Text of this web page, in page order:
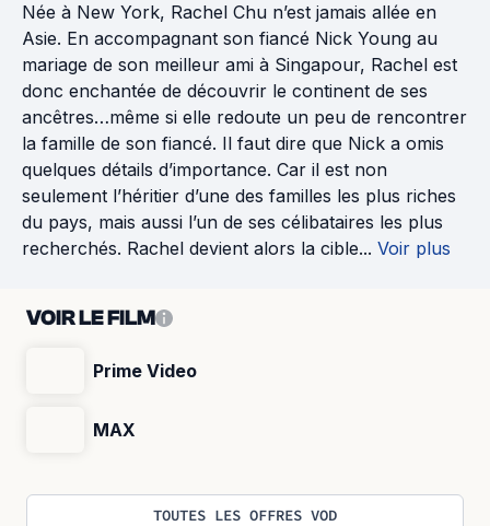
Née à New York, Rachel Chu n’est jamais allée en
Asie. En accompagnant son fiancé Nick Young au
mariage de son meilleur ami à Singapour, Rachel est
donc enchantée de découvrir le continent de ses
ancêtres…même si elle redoute un peu de rencontrer
la famille de son fiancé. Il faut dire que Nick a omis
quelques détails d’importance. Car il est non
seulement l’héritier d’une des familles les plus riches
du pays, mais aussi l’un de ses célibataires les plus
recherchés. Rachel devient alors la cible... Voir plus
VOIR LE FILM
Prime Video
MAX
TOUTES LES OFFRES VOD